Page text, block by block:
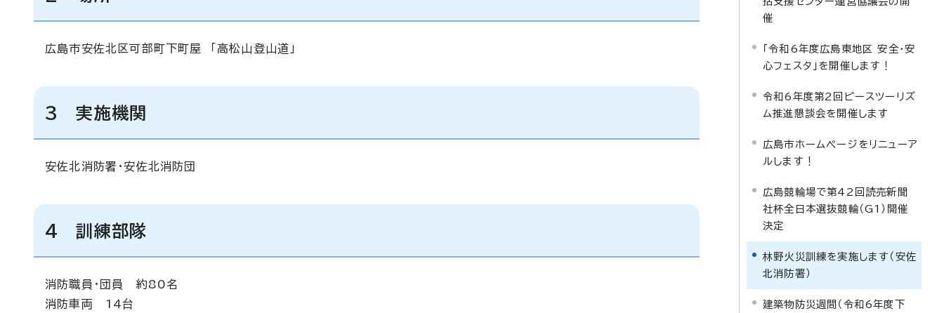
広島市安佐北区可部町下町屋 「高松山登山道」
3 実施機関
安佐北消防署・安佐北消防団
4 訓練部隊
消防職員・団員 約80名
消防車両 14台
催
「令和6年度広島東地区 安全・安
心フェスタ」を開催します！
令和6年度第2回ピースツーリズ
ム推進懇談会を開催します
広島市ホームページをリニューア
ルします！
広島競輪場で第42回読売新聞
社杯全日本選抜競輪（G1）開催
決定
林野火災訓練を実施します（安佐
北消防署）
建築物防災週間（令和6年度下